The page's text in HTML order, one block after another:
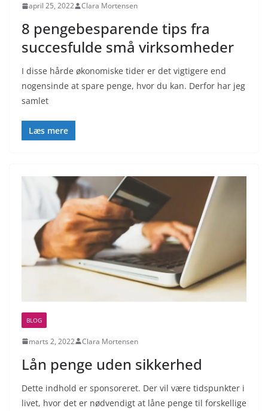
april 25, 2022 Clara Mortensen
8 pengebesparende tips fra
succesfulde små virksomheder
I disse hårde økonomiske tider er det vigtigere end
nogensinde at spare penge, hvor du kan. Derfor har jeg
samlet
Læs mere
BLOG
marts 2, 2022 Clara Mortensen
Lån penge uden sikkerhed
Dette indhold er sponsoreret. Der vil være tidspunkter i
livet, hvor det er nødvendigt at låne penge til forskellige